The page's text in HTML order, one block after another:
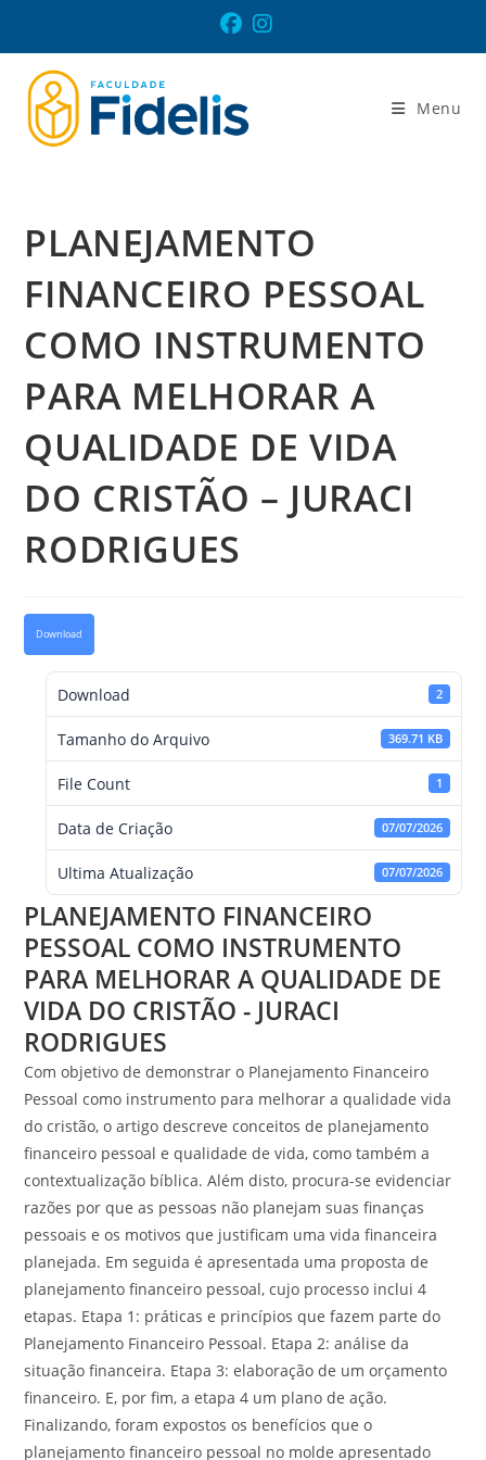
conteúdo
Menu
PLANEJAMENTO
FINANCEIRO PESSOAL
COMO INSTRUMENTO
PARA MELHORAR A
QUALIDADE DE VIDA
DO CRISTÃO – JURACI
RODRIGUES
Download
Download 2
Tamanho do Arquivo 369.71 KB
File Count 1
Data de Criação 07/07/2026
Ultima Atualização 07/07/2026
PLANEJAMENTO FINANCEIRO
PESSOAL COMO INSTRUMENTO
PARA MELHORAR A QUALIDADE DE
VIDA DO CRISTÃO - JURACI
RODRIGUES
Com objetivo de demonstrar o Planejamento Financeiro
Pessoal como instrumento para melhorar a qualidade vida
do cristão, o artigo descreve conceitos de planejamento
financeiro pessoal e qualidade de vida, como também a
contextualização bíblica. Além disto, procura-se evidenciar
razões por que as pessoas não planejam suas finanças
pessoais e os motivos que justificam uma vida financeira
planejada. Em seguida é apresentada uma proposta de
planejamento financeiro pessoal, cujo processo inclui 4
etapas. Etapa 1: práticas e princípios que fazem parte do
Planejamento Financeiro Pessoal. Etapa 2: análise da
situação financeira. Etapa 3: elaboração de um orçamento
financeiro. E, por fim, a etapa 4 um plano de ação.
Finalizando, foram expostos os benefícios que o
planejamento financeiro pessoal no molde apresentado